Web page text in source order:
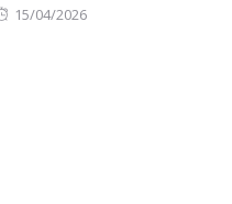
Posted
15/04/2026